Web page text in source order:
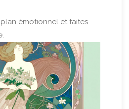
émotionnel et faites